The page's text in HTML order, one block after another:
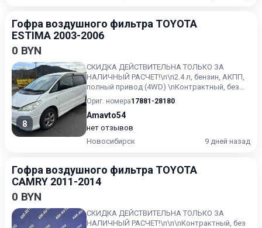
Гофра воздушного фильтра TOYOTA
ESTIMA 2003-2006
0 BYN
8
СКИДКА ДЕЙСТВИТЕЛЬНА ТОЛЬКО ЗА
НАЛИЧНЫЙ РАСЧЕТ!\n\n2.4 л, бензин, АКПП,
полный привод (4WD) \nКонтрактный, без
пробега по РФ. \nToyota Estim...
Ориг. номера17881-28180
Amavto54
нет отзывов
Новосибирск
9 дней назад
Гофра воздушного фильтра TOYOTA
CAMRY 2011-2014
0 BYN
СКИДКА ДЕЙСТВИТЕЛЬНА ТОЛЬКО ЗА
НАЛИЧНЫЙ РАСЧЕТ!\n\n\nКонтрактный, без